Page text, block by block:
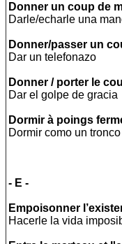
Donner un coup de
Darle/echarle una
Donner/passer un
Dar un telefonazo
Donner / porter le
Dar el golpe de gracia
Dormir à poings
Dormir como un tronco
- E -
Empoisonner
Hacerle la vida